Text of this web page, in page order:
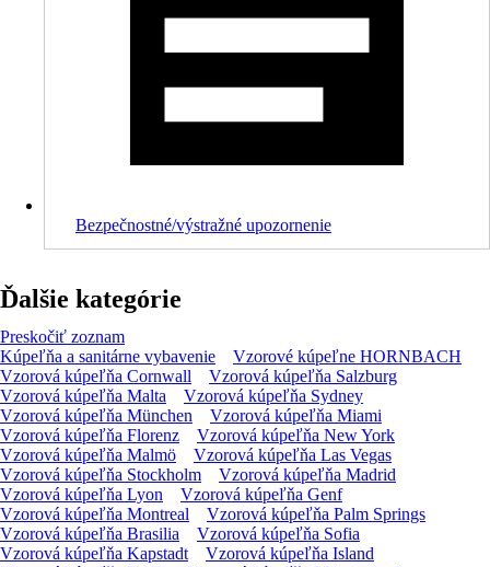
Bezpečnostné/výstražné upozornenie
Ďalšie kategórie
Preskočiť zoznam
Kúpeľňa a sanitárne vybavenie
Vzorové kúpeľne HORNBACH
Vzorová kúpeľňa Cornwall
Vzorová kúpeľňa Salzburg
Vzorová kúpeľňa Malta
Vzorová kúpeľňa Sydney
Vzorová kúpeľňa München
Vzorová kúpeľňa Miami
Vzorová kúpeľňa Florenz
Vzorová kúpeľňa New York
Vzorová kúpeľňa Malmö
Vzorová kúpeľňa Las Vegas
Vzorová kúpeľňa Stockholm
Vzorová kúpeľňa Madrid
Vzorová kúpeľňa Lyon
Vzorová kúpeľňa Genf
Vzorová kúpeľňa Montreal
Vzorová kúpeľňa Palm Springs
Vzorová kúpeľňa Brasilia
Vzorová kúpeľňa Sofia
Vzorová kúpeľňa Kapstadt
Vzorová kúpeľňa Island